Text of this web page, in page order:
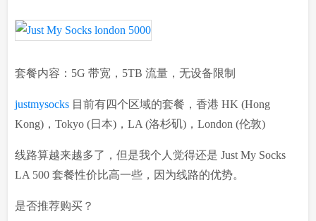
套餐内容：5G 带宽，5TB 流量，无设备限制
justmysocks 目前有四个区域的套餐，香港 HK (Hong
Kong)，Tokyo (日本)，LA (洛杉矶)，London (伦敦)
线路算越来越多了，但是我个人觉得还是 Just My Socks
LA 500 套餐性价比高一些，因为线路的优势。
是否推荐购买？